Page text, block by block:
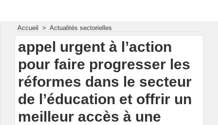
Accueil > Actualités sectorielles
appel urgent à l’action
pour faire progresser les
réformes dans le secteur
de l’éducation et offrir un
meilleur accès à une